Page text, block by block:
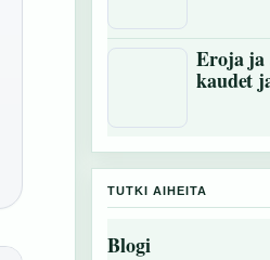
Eroja ja
kaudet
TUTKI AIHEITA
Blogi